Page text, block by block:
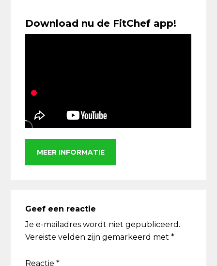
Download nu de FitChef app!
MEER INFORMATIE
Interacties
Geef een reactie
Je e-mailadres wordt niet gepubliceerd.
Vereiste velden zijn gemarkeerd met*
Reactie*